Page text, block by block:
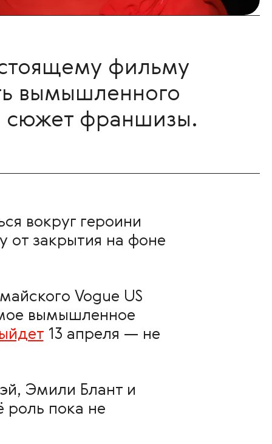
фильму
вымышленного
сюжет франшизы.
вокруг героини
от закрытия на фоне
Vogue US
вымышленное
13 апреля — не
Эмили Блант и
роль пока не